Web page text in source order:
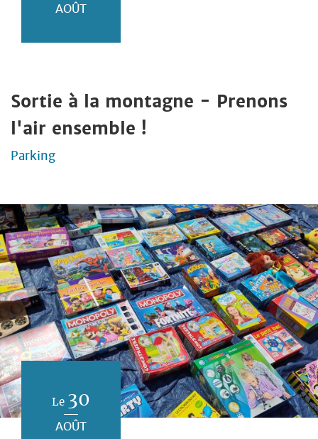
AOÛT
Sortie à la montagne - Prenons
l'air ensemble !
Parking
Le 30
AOÛT